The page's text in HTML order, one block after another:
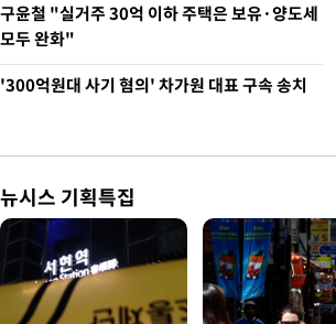
구윤철 "실거주 30억 이하 주택은 보유·양도세
모두 완화"
'300억원대 사기 혐의' 차가원 대표 구속 송치
뉴시스 기획특집